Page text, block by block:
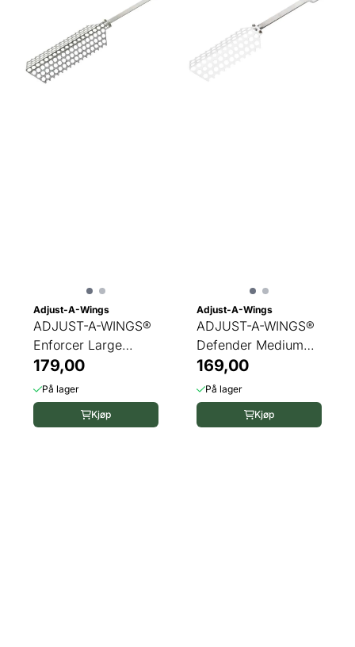
Adjust-A-Wings
ADJUST-A-WINGS®
Enforcer Large
Super Spreader
179,00
På lager
Kjøp
Adjust-A-Wings
ADJUST-A-WINGS®
Defender Medium
Super Spreader
169,00
På lager
Kjøp